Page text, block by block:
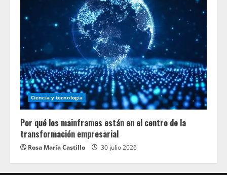
Ciencia y tecnologia
Por qué los mainframes están en el centro de la
transformación empresarial
Rosa María Castillo 30 julio 2026